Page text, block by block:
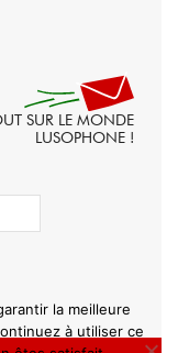
SUR LE MONDE
LUSOPHONE !
la meilleure
à utiliser ce